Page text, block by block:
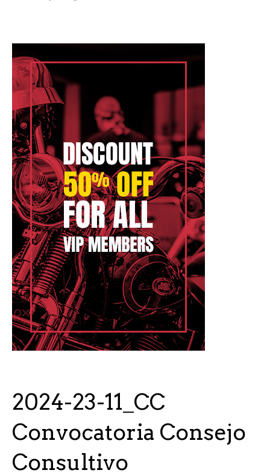
2024-23-11_CC
Convocatoria Consejo
Consultivo